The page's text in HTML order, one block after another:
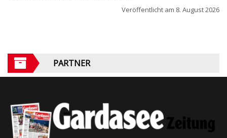
Veröffentlicht am 8. August 2026
PARTNER